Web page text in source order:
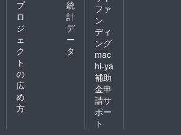
プ
ロ
ジ
ェ
ク
ト
の
広
め
方
統
計
デ
ー
タ
ファ
ン
ディ
ング
mac
hi-ya
補助
金申
請サ
ポー
ト